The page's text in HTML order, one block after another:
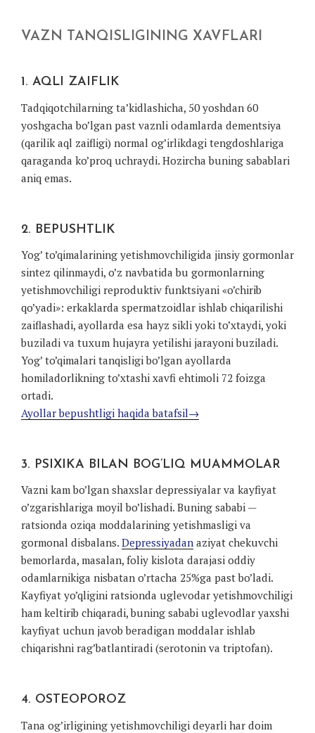
VAZN TANQISLIGINING XAVFLARI
1. AQLI ZAIFLIK
Tadqiqotchilarning ta’kidlashicha, 50 yoshdan 60
yoshgacha bo’lgan past vaznli odamlarda dementsiya
(qarilik aql zaifligi) normal og’irlikdagi tengdoshlariga
qaraganda ko’proq uchraydi. Hozircha buning sabablari
aniq emas.
2. BEPUSHTLIK
Yog’ to’qimalarining yetishmovchiligida jinsiy gormonlar
sintez qilinmaydi, o’z navbatida bu gormonlarning
yetishmovchiligi reproduktiv funktsiyani «o’chirib
qo’yadi»: erkaklarda spermatzoidlar ishlab chiqarilishi
zaiflashadi, ayollarda esa hayz sikli yoki to’xtaydi, yoki
buziladi va tuxum hujayra yetilishi jarayoni buziladi.
Yog’ to’qimalari tanqisligi bo’lgan ayollarda
homiladorlikning to’xtashi xavfi ehtimoli 72 foizga
ortadi.
Ayollar bepushtligi haqida batafsil→
3. PSIXIKA BILAN BOG’LIQ MUAMMOLAR
Vazni kam bo’lgan shaxslar depressiyalar va kayfiyat
o’zgarishlariga moyil bo’lishadi. Buning sababi —
ratsionda oziqa moddalarining yetishmasligi va
gormonal disbalans. Depressiyadan aziyat chekuvchi
bemorlarda, masalan, foliy kislota darajasi oddiy
odamlarnikiga nisbatan o’rtacha 25%ga past bo’ladi.
Kayfiyat yo’qligini ratsionda uglevodar yetishmovchiligi
ham keltirib chiqaradi, buning sababi uglevodlar yaxshi
kayfiyat uchun javob beradigan moddalar ishlab
chiqarishni rag’batlantiradi (serotonin va triptofan).
4. OSTEOPOROZ
Tana og’irligining yetishmovchiligi deyarli har doim